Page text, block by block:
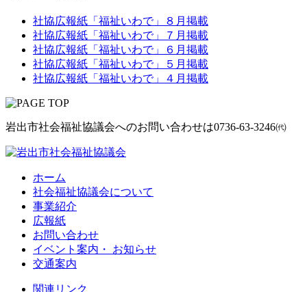
社協広報紙「福祉いわで」８月掲載
社協広報紙「福祉いわで」７月掲載
社協広報紙「福祉いわで」６月掲載
社協広報紙「福祉いわで」５月掲載
社協広報紙「福祉いわで」４月掲載
岩出市社会福祉協議会へのお問い合わせは0736-63-3246㈹
ホーム
社会福祉協議会について
事業紹介
広報紙
お問い合わせ
イベント案内・ お知らせ
交通案内
関連リンク